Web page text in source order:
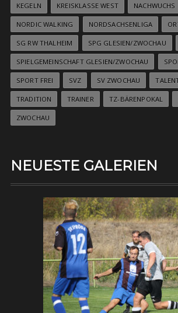
KEGELN KREISKLASSE WEST NACHWUCHS
NORDIC WALKING NORDSACHSENLIGA
SG RW THALHEIM SPG GLESIEN/ZWOCHAU
SPIELGEMEINSCHAFT GLESIEN/ZWOCHAU
SPORT FREI SVZ SV ZWOCHAU
TRADITION TRAINER TZ-BÄRENPOKAL
ZWOCHAU
NEUESTE GALERIEN